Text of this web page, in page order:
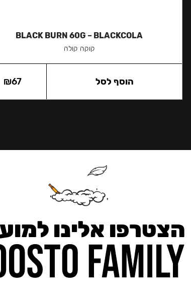
BLACK BURN 60G – BLACKCOLA
קוקה קולה
₪67 הוסף לסל
הצטרפו אלינו